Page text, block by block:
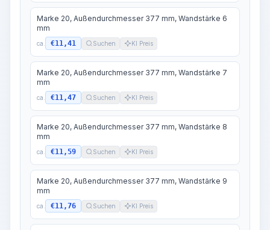
Marke 20, Außendurchmesser 377 mm, Wandstärke 6
mm
ca. €11,41 Suchen KI Preis
Marke 20, Außendurchmesser 377 mm, Wandstärke 7
mm
ca. €11,47 Suchen KI Preis
Marke 20, Außendurchmesser 377 mm, Wandstärke 8
mm
ca. €11,59 Suchen KI Preis
Marke 20, Außendurchmesser 377 mm, Wandstärke 9
mm
ca. €11,76 Suchen KI Preis